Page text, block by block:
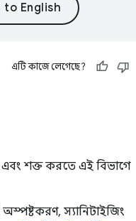
এটি কাজে লেগেছে?
শক্ত করতে এই বিভাগে
অস্পষ্টকরণ, স্যানিটাইজিং